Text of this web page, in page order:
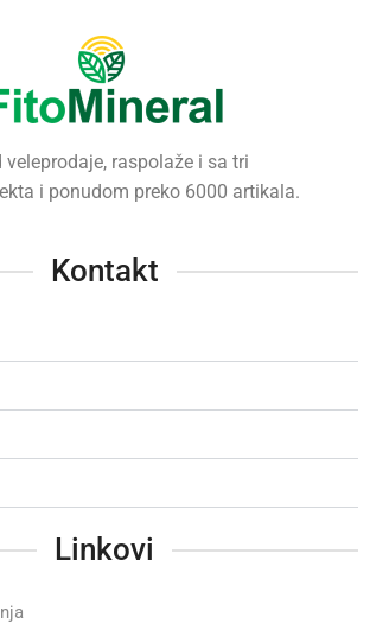
veleprodaje, raspolaže i sa tri
i ponudom preko 6000 artikala.
Kontakt
Linkovi